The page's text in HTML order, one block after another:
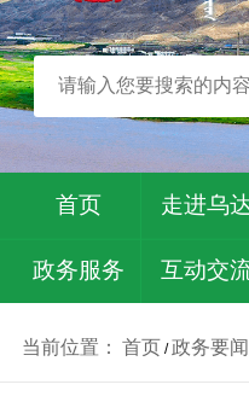
首页 走进乌
政务服务 互动交
当前位置： 首页 /政务要闻